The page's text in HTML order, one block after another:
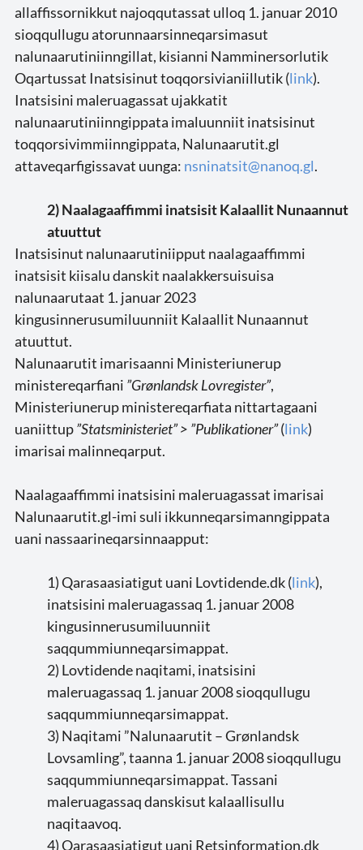
allaffissornikkut najoqqutassat ulloq 1. januar 2010
sioqqullugu atorunnaarsinneqarsimasut
nalunaarutiniinngillat, kisianni Namminersorlutik
Oqartussat Inatsisinut toqqorsivianiillutik (link).
Inatsisini maleruagassat ujakkatit
nalunaarutiniinngippata imaluunniit inatsisinut
toqqorsivimmiinngippata, Nalunaarutit.gl
attaveqarfigissavat uunga: nsninatsit@nanoq.gl.
2) Naalagaaffimmi inatsisit Kalaallit Nunaannut
atuuttut
Inatsisinut nalunaarutiniipput naalagaaffimmi
inatsisit kiisalu danskit naalakkersuisuisa
nalunaarutaat 1. januar 2023
kingusinnerusumiluunniit Kalaallit Nunaannut
atuuttut.
Nalunaarutit imarisaanni Ministeriunerup
ministereqarfiani ”Grønlandsk Lovregister”,
Ministeriunerup ministereqarfiata nittartagaani
uaniittup”Statsministeriet” > ”Publikationer”(link)
imarisai malinneqarput.
Naalagaaffimmi inatsisini maleruagassat imarisai
Nalunaarutit.gl-imi suli ikkunneqarsimanngippata
uani nassaarineqarsinnaapput:
1) Qarasaasiatigut uani Lovtidende.dk (link),
inatsisini maleruagassaq 1. januar 2008
kingusinnerusumiluunniit
saqqummiunneqarsimappat.
2) Lovtidende naqitami, inatsisini
maleruagassaq 1. januar 2008 sioqqullugu
saqqummiunneqarsimappat.
3) Naqitami ”Nalunaarutit – Grønlandsk
Lovsamling”, taanna 1. januar 2008 sioqqullugu
saqqummiunneqarsimappat. Tassani
maleruagassaq danskisut kalaallisullu
naqitaavoq.
4) Qarasaasiatigut uani Retsinformation.dk